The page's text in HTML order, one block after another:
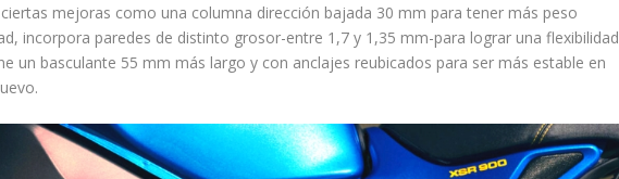
mejoras como una columna dirección bajada 30 mm para tener más peso
incorpora paredes de distinto grosor-entre 1,7 y 1,35 mm-para lograr una flexibilidad
un basculante 55 mm más largo y con anclajes reubicados para ser más estable en